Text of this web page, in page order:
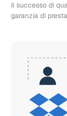
il successo di
garanzia di